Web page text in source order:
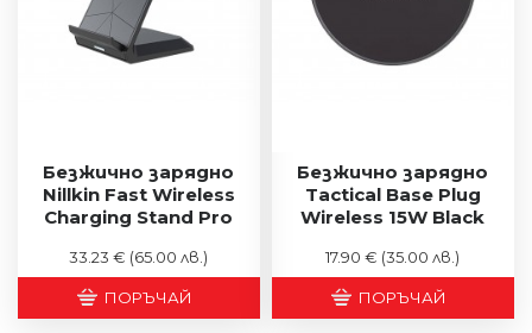
Безжично зарядно
Nillkin Fast Wireless
Charging Stand Pro
33.23 € (65.00 лв.)
ПОРЪЧАЙ
Безжично зарядно
Tactical Base Plug
Wireless 15W Black
17.90 € (35.00 лв.)
ПОРЪЧАЙ